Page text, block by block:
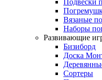
Вязаные
Наборы
Развивающие
Бизиборд
Доска
Сортеры